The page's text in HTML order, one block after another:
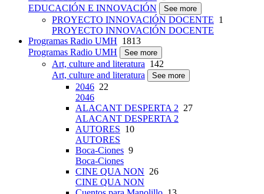
EDUCACIÓN E INNOVACIÓN
See more
PROYECTO INNOVACIÓN DOCENTE 1
PROYECTO INNOVACIÓN DOCENTE
Programas Radio UMH 1813
Programas Radio UMH
See more
Art, culture and literatura 142
Art, culture and literatura
See more
2046 22
2046
ALACANT DESPERTA 2 27
ALACANT DESPERTA 2
AUTORES 10
AUTORES
Boca-Ciones 9
Boca-Ciones
CINE QUA NON 26
CINE QUA NON